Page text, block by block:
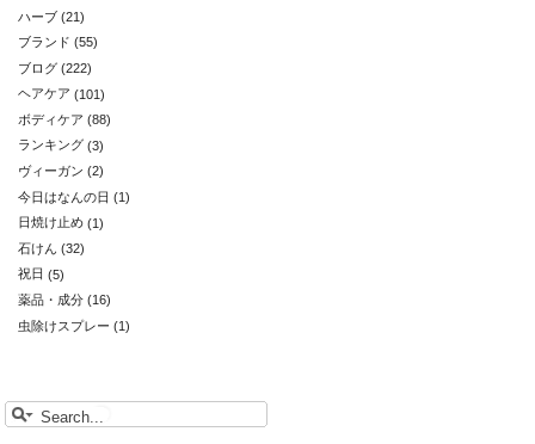
ハーブ (21)
ブランド (55)
ブログ (222)
ヘアケア (101)
ボディケア (88)
ランキング (3)
ヴィーガン (2)
今日はなんの日 (1)
日焼け止め (1)
石けん (32)
祝日 (5)
薬品・成分 (16)
虫除けスプレー (1)